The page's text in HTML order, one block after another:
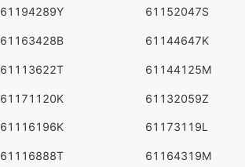
61194289Y 61152047S
61163428B 61144647K
61113622T 61144125M
61171120K 61132059Z
61116196K 61173119L
61116888T 61164319M